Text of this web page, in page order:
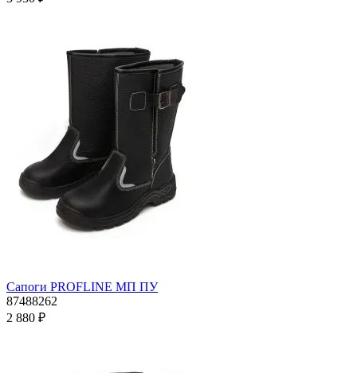
Сапоги PROFLINE МП ПУ
87488262
2 880 ₽